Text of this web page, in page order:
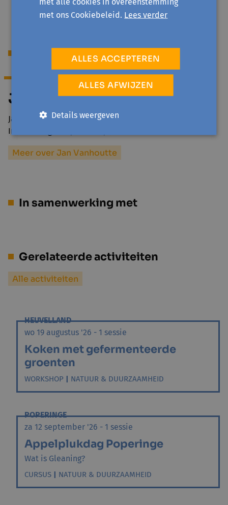
Begeleiding
Jan Vanhoutte
Jan is z'n hele leven lang al gefascineerd door de natuur.
In 2009 volgde hij (eindelijk) een…
Meer over Jan Vanhoutte
In samenwerking met
Gerelateerde activiteiten
Alle activiteiten
HEUVELLAND
wo 19 augustus '26 - 1 sessie
Koken met gefermenteerde
groenten
WORKSHOP | NATUUR & DUURZAAMHEID
POPERINGE
za 12 september '26 - 1 sessie
Appelplukdag Poperinge
Wat is Gleaning?
CURSUS | NATUUR & DUURZAAMHEID
met ons Cookiebeleid. Lees verder
ALLES ACCEPTEREN
ALLES AFWIJZEN
Details weergeven